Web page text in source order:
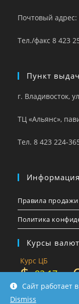
Почтовый адрес:
Тел./факс 8 423
Пункт
г. Владивосток,
ТЦ «Альянс»,
Тел. 8 423 224-
Правила
Политика
Курсы валют
Курс ЦБ
$ 82.17
Сайт работает
Dismiss